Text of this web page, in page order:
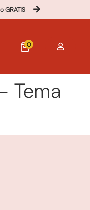
GRATIS
0
Tema